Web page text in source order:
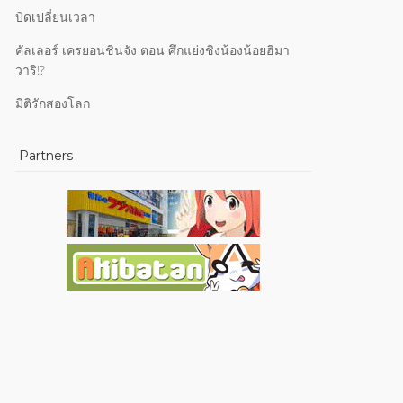
บิดเปลี่ยนเวลา
คัลเลอร์ เครยอนชินจัง ตอน ศึกแย่งชิงน้องน้อยฮิมา
วาริ!?
มิติรักสองโลก
Partners